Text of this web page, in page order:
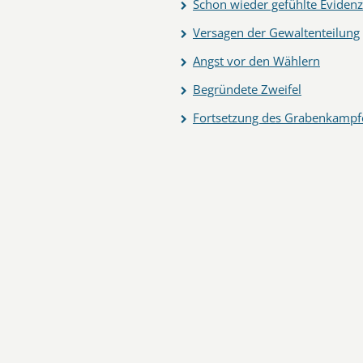
Schon wieder gefühlte Evidenz
Versagen der Gewaltenteilung
Angst vor den Wählern
Begründete Zweifel
Fortsetzung des